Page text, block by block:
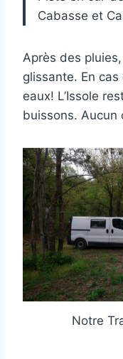
Cabasse et
Après des
glissante. En
eaux! L’Issole
buissons. Aucun
Notre